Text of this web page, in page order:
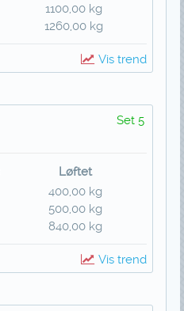
1100,00 kg
1260,00 kg
Vis trend
Set 5
Løftet
400,00 kg
500,00 kg
840,00 kg
Vis trend